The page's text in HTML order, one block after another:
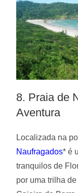
8. Praia de
Aventura
Localizada na
Naufragados* é
tranquilos de
por uma trilha